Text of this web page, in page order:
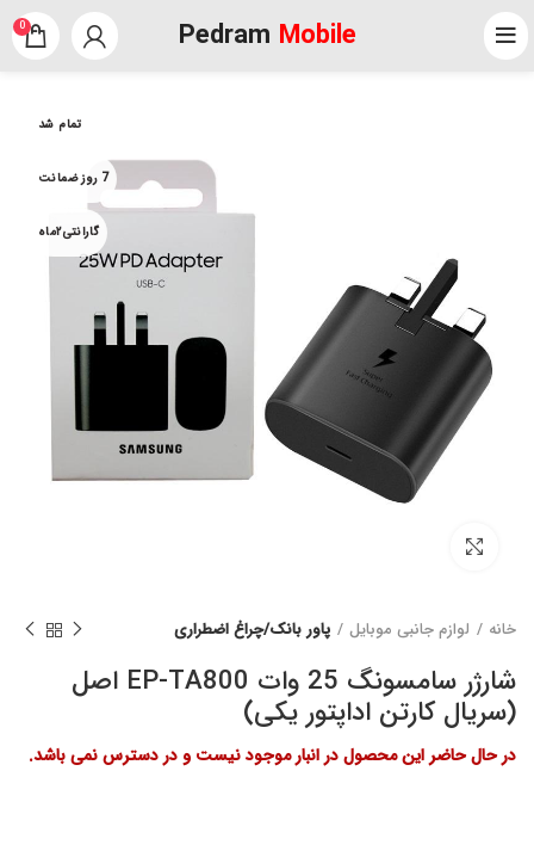
Pedram Mobile
0
تمام شد
7 روز ضمانت
گارانتی۲ماه
خانه لوازم جانبی موبایل پاور بانک/چراغ اضطراری
شارژر سامسونگ 25 وات EP-TA800 اصل
(سریال کارتن اداپتور یکی)
در حال حاضر این محصول در انبار موجود نیست و در دسترس نمی باشد.